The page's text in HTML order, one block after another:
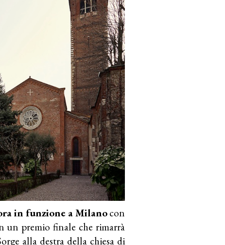
in funzione a Milanocon
un premio finale che rimarrà
alla destra della chiesa di